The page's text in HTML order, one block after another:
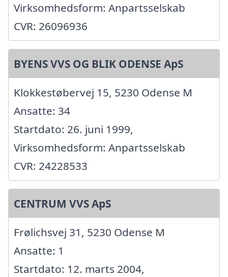
Virksomhedsform: Anpartsselskab
CVR: 26096936
BYENS VVS OG BLIK ODENSE ApS
Klokkestøbervej 15, 5230 Odense M
Ansatte: 34
Startdato: 26. juni 1999,
Virksomhedsform: Anpartsselskab
CVR: 24228533
CENTRUM VVS ApS
Frølichsvej 31, 5230 Odense M
Ansatte: 1
Startdato: 12. marts 2004,